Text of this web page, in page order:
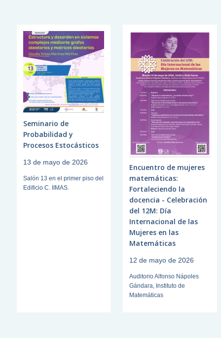
Seminario de
Probabilidad y
Procesos Estocásticos
13 de mayo de 2026
Salón 13 en el primer piso del
Edificio C. IIMAS.
Encuentro de mujeres
matemáticas:
Fortaleciendo la
docencia - Celebración
del 12M: Día
Internacional de las
Mujeres en las
Matemáticas
12 de mayo de 2026
Auditorio Alfonso Nápoles
Gándara, Instituto de
Matemáticas